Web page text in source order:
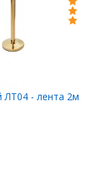
ЛТ04 - лента 2м